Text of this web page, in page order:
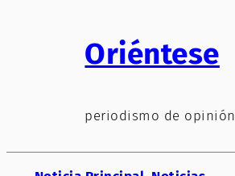
Oriéntese
periodismo de opinión